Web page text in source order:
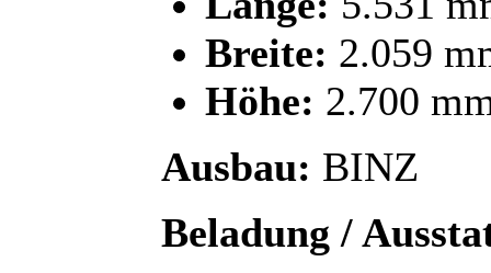
Breite: 2.059
Höhe: 2.700
Ausbau: BINZ
Beladung /